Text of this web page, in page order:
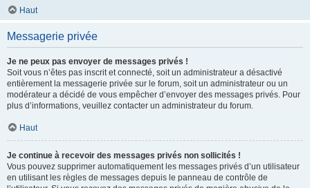
Haut
Messagerie privée
Je ne peux pas envoyer de messages privés !
Soit vous n’êtes pas inscrit et connecté, soit un administrateur a désactivé
entièrement la messagerie privée sur le forum, soit un administrateur ou un
modérateur a décidé de vous empêcher d’envoyer des messages privés. Pour
plus d’informations, veuillez contacter un administrateur du forum.
Haut
Je continue à recevoir des messages privés non sollicités !
Vous pouvez supprimer automatiquement les messages privés d’un utilisateur
en utilisant les règles de messages depuis le panneau de contrôle de